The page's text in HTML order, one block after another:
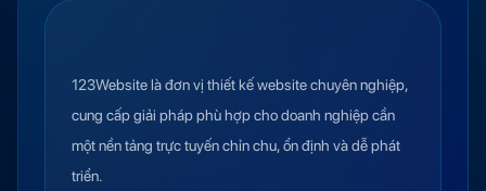
123Website là đơn vị thiết kế website chuyên nghiệp,
cung cấp giải pháp phù hợp cho doanh nghiệp cần
một nền tảng trực tuyến chỉn chu, ổn định và dễ phát
triển.